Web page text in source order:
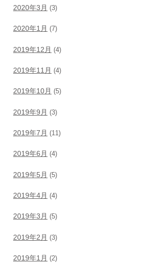
2020年3月 (3)
2020年1月 (7)
2019年12月 (4)
2019年11月 (4)
2019年10月 (5)
2019年9月 (3)
2019年7月 (11)
2019年6月 (4)
2019年5月 (5)
2019年4月 (4)
2019年3月 (5)
2019年2月 (3)
2019年1月 (2)